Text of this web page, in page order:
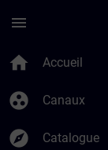
menu
home Accueil
group_work Canaux
explore Catalogue